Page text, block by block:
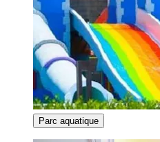
Parc aquatique